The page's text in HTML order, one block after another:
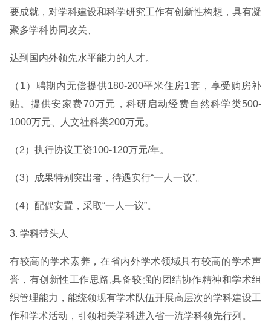
要成就，对学科建设和科学研究工作有创新性构想，具有凝
聚多学科协同攻关、
达到国内外领先水平能力的人才。
（1）聘期内无偿提供180-200平米住房1套，享受购房补
贴。提供安家费70万元，科研启动经费自然科学类500-
1000万元、人文社科类200万元。
（2）执行协议工资100-120万元/年。
（3）成果特别突出者，待遇实行“一人一议”。
（4）配偶安置，采取“一人一议”。
3. 学科带头人
有较高的学术素养，在省内外学术领域具有较高的学术声
誉，有创新性工作思路,具备较强的团结协作精神和学术组
织管理能力，能统领现有学术队伍开展高层次的学科建设工
作和学术活动，引领相关学科进入省一流学科领先行列。